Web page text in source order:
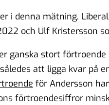
i denna mätning.
och Ulf Kristersson
ganska stort förtroende
att ligga kvar på
för Andersson
förtroendesiffror